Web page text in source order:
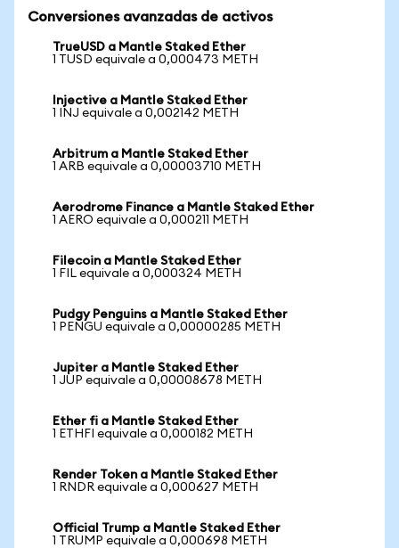
Conversiones avanzadas de activos
TrueUSD a Mantle Staked Ether
1 TUSD equivale a 0,000473 METH
Injective a Mantle Staked Ether
1 INJ equivale a 0,002142 METH
Arbitrum a Mantle Staked Ether
1 ARB equivale a 0,00003710 METH
Aerodrome Finance a Mantle Staked Ether
1 AERO equivale a 0,000211 METH
Filecoin a Mantle Staked Ether
1 FIL equivale a 0,000324 METH
Pudgy Penguins a Mantle Staked Ether
1 PENGU equivale a 0,00000285 METH
Jupiter a Mantle Staked Ether
1 JUP equivale a 0,00008678 METH
Ether fi a Mantle Staked Ether
1 ETHFI equivale a 0,000182 METH
Render Token a Mantle Staked Ether
1 RNDR equivale a 0,000627 METH
Official Trump a Mantle Staked Ether
1 TRUMP equivale a 0,000698 METH